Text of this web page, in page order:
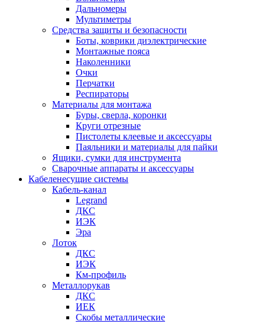
Дальномеры
Мультиметры
Средства защиты и безопасности
Боты, коврики диэлектрические
Монтажные пояса
Наколенники
Очки
Перчатки
Респираторы
Материалы для монтажа
Буры, сверла, коронки
Круги отрезные
Пистолеты клеевые и аксессуары
Паяльники и материалы для пайки
Ящики, сумки для инструмента
Сварочные аппараты и аксессуары
Кабеленесущие системы
Кабель-канал
Legrand
ДКС
ИЭК
Эра
Лоток
ДКС
ИЭК
Км-профиль
Металлорукав
ДКС
ИЕК
Скобы металлические